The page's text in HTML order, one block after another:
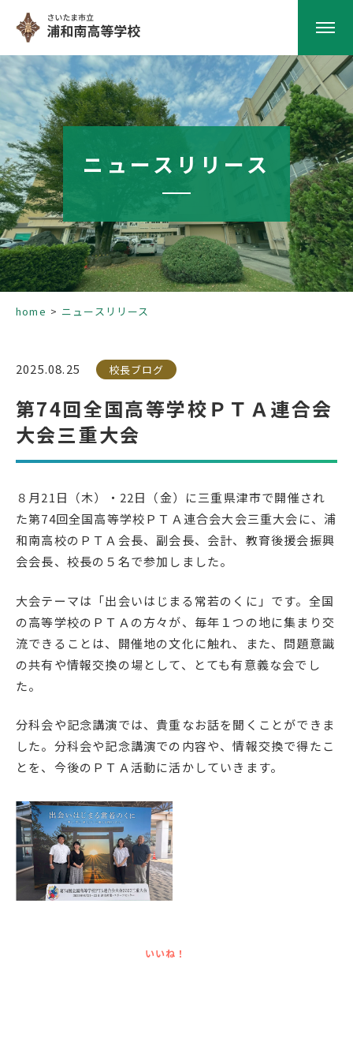
HOME
学校紹介
南高の教育
学校生活
部活動
保健室より
図書室より
事務室より
在校生の皆さんへ
保護者の方へ
地域の皆様へ
同窓会
教育関係者の方へ
各種証明書発行
アクセス
English
プライバシーポリシー
ニュースリリース
home ニュースリリース
2025.08.25 校長ブログ
第74回全国高等学校ＰＴＡ連合会
大会三重大会
８月21日（木）・22日（金）に三重県津市で開催され
た第74回全国高等学校ＰＴＡ連合会大会三重大会に、浦
和南高校のＰＴＡ会長、副会長、会計、教育後援会振興
会会長、校長の５名で参加しました。
大会テーマは「出会いはじまる常若のくに」です。全国
の高等学校のＰＴＡの方々が、毎年１つの地に集まり交
流できることは、開催地の文化に触れ、また、問題意識
の共有や情報交換の場として、とても有意義な会でし
た。
分科会や記念講演では、貴重なお話を聞くことができま
した。分科会や記念講演での内容や、情報交換で得たこ
とを、今後のＰＴＡ活動に活かしていきます。
いいね！